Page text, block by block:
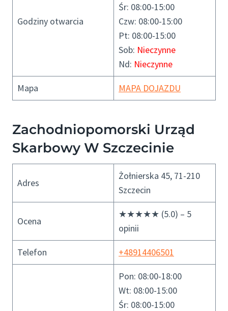
Godziny otwarcia
Śr: 08:00-15:00
Czw: 08:00-15:00
Pt: 08:00-15:00
Sob: Nieczynne
Nd: Nieczynne
Mapa MAPA DOJAZDU
Zachodniopomorski Urząd
Skarbowy W Szczecinie
Adres
Żołnierska 45, 71-210
Szczecin
Ocena
★★★★★ (5.0) – 5
opinii
Telefon +48914406501
Pon: 08:00-18:00
Wt: 08:00-15:00
Śr: 08:00-15:00